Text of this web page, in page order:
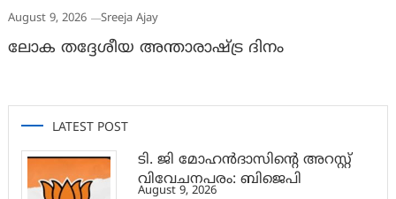
August 9, 2026 Sreeja Ajay
ലോക തദ്ദേശീയ അന്താരാഷ്ട്ര ദിനം
LATEST POST
ടി. ജി മോഹന്‍ദാസിന്റെ അറസ്റ്റ്
വിവേചനപരം: ബിജെപി
August 9, 2026